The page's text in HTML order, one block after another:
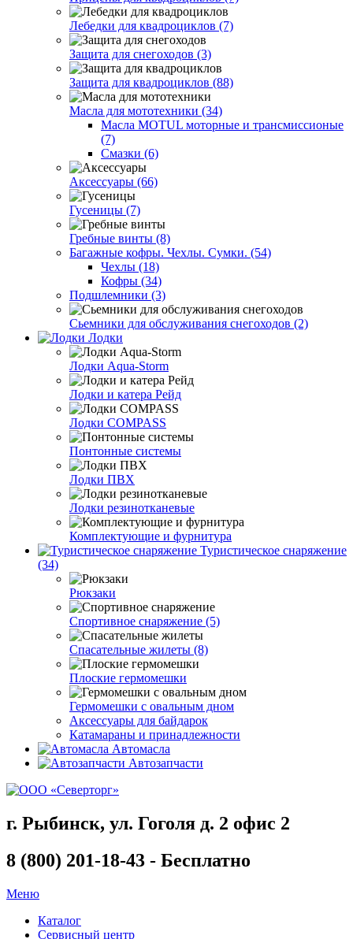
Лебедки для квадроциклов (7)
Защита для снегоходов (3)
Защита для квадроциклов (88)
Масла для мототехники (34)
Масла MOTUL моторные и трансмиссионые
(7)
Смазки (6)
Аксессуары (66)
Гусеницы (7)
Гребные винты (8)
Багажные кофры. Чехлы. Сумки. (54)
Чехлы (18)
Кофры (34)
Подшлемники (3)
Сьемники для обслуживания снегоходов (2)
Лодки
Лодки Aqua-Storm
Лодки и катера Рейд
Лодки COMPASS
Понтонные системы
Лодки ПВХ
Лодки резинотканевые
Комплектующие и фурнитура
Туристическое снаряжение
(34)
Рюкзаки
Спортивное снаряжение (5)
Спасательные жилеты (8)
Плоские гермомешки
Гермомешки с овальным дном
Аксессуары для байдарок
Катамараны и принадлежности
Автомасла
Автозапчасти
г. Рыбинск, ул. Гоголя д. 2 офис 2
8 (800) 201-18-43 - Бесплатно
Меню
Каталог
Сервисный центр